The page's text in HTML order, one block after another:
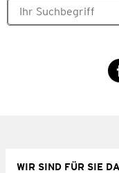
WIR SIND FÜR SIE